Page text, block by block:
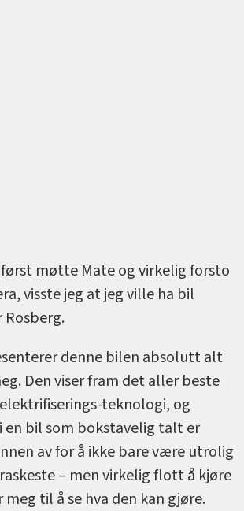
møtte Mate og virkelig forsto
visste jeg at jeg ville ha bil
Rosberg.
denne bilen absolutt alt
Den viser fram det aller beste
teknologi, og
en bil som bokstavelig talt er
av for å ikke bare være utrolig
– men virkelig flott å kjøre
meg til å se hva den kan gjøre.